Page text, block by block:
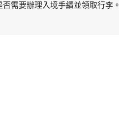
需要辦理入境手續並領取行李。